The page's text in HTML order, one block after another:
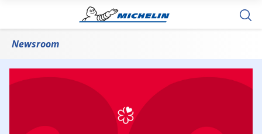
Newsroom